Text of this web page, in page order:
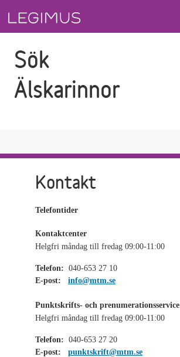
Sök
Älskarinnor
Kontakt
Telefontider
Kontaktcenter
Helgfri måndag till fredag 09:00-11:00
Telefon: 040-653 27 10
E-post:
info@mtm.se
Punktskrifts- och prenumerationsservice
Helgfri måndag till fredag 09:00-11:00
Telefon: 040-653 27 20
E-post:
punktskrift@mtm.se